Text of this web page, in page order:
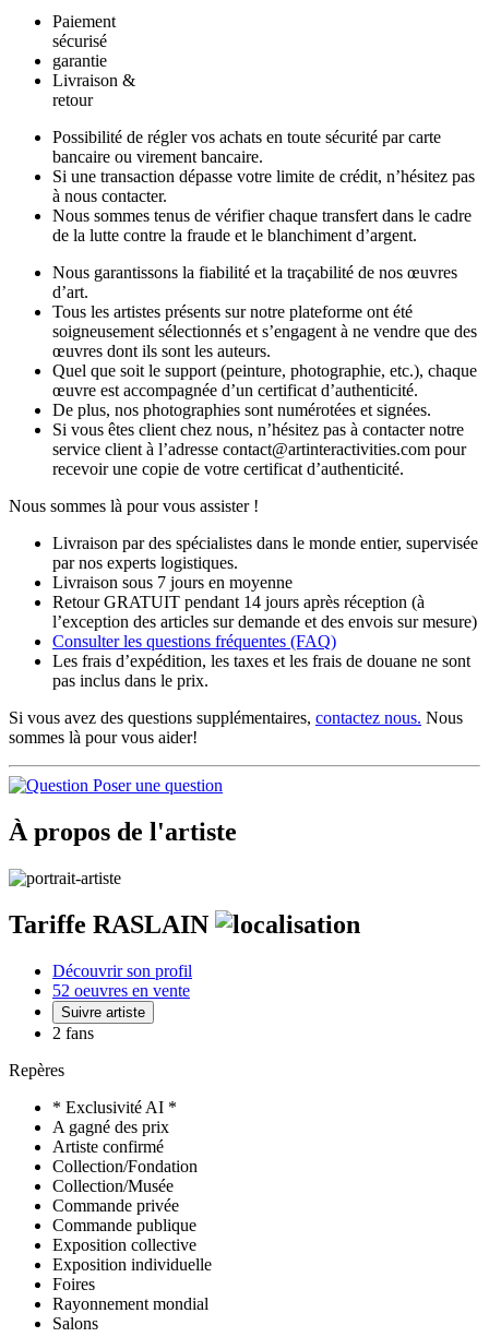
Paiement
sécurisé
garantie
Livraison &
retour
Possibilité de régler vos achats en toute sécurité par carte
bancaire ou virement bancaire.
Si une transaction dépasse votre limite de crédit, n’hésitez pas
à nous contacter.
Nous sommes tenus de vérifier chaque transfert dans le cadre
de la lutte contre la fraude et le blanchiment d’argent.
Nous garantissons la fiabilité et la traçabilité de nos œuvres
d’art.
Tous les artistes présents sur notre plateforme ont été
soigneusement sélectionnés et s’engagent à ne vendre que des
œuvres dont ils sont les auteurs.
Quel que soit le support (peinture, photographie, etc.), chaque
œuvre est accompagnée d’un certificat d’authenticité.
De plus, nos photographies sont numérotées et signées.
Si vous êtes client chez nous, n’hésitez pas à contacter notre
service client à l’adresse contact@artinteractivities.com pour
recevoir une copie de votre certificat d’authenticité.
Nous sommes là pour vous assister !
Livraison par des spécialistes dans le monde entier, supervisée
par nos experts logistiques.
Livraison sous 7 jours en moyenne
Retour GRATUIT pendant 14 jours après réception (à
l’exception des articles sur demande et des envois sur mesure)
Consulter les questions fréquentes (FAQ)
Les frais d’expédition, les taxes et les frais de douane ne sont
pas inclus dans le prix.
Si vous avez des questions supplémentaires, contactez nous. Nous
sommes là pour vous aider!
Poser une question
À propos de l'artiste
Tariffe RASLAIN
Découvrir son profil
52 oeuvres en vente
Suivre artiste
2 fans
Repères
* Exclusivité AI *
A gagné des prix
Artiste confirmé
Collection/Fondation
Collection/Musée
Commande privée
Commande publique
Exposition collective
Exposition individuelle
Foires
Rayonnement mondial
Salons